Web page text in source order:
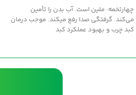
چهارتخمه: ملين است. آب بدن را تأمين
مي‌کند. گرفتگي صدا رفع ميکند. موجب درمان
کبد چرب و بهبود عملکرد کبد